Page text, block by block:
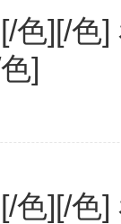
色][/色
]
色][/色